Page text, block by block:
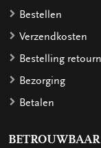
Bestellen
Verzendkosten
Bestelling
Bezorging
Betalen